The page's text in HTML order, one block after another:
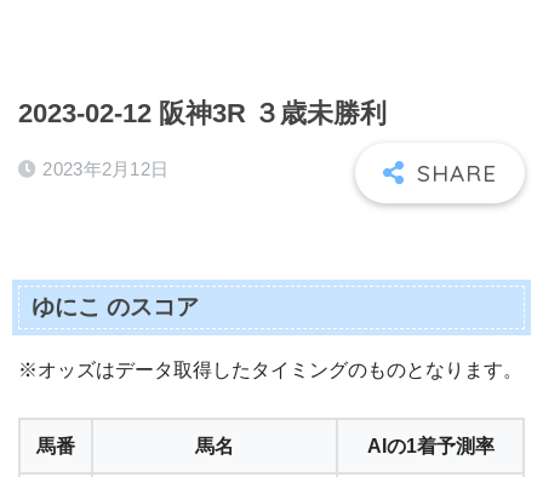
2023-02-12 阪神3R ３歳未勝利
2023年2月12日
ゆにこ のスコア
※オッズはデータ取得したタイミングのものとなります。
馬番 馬名 AIの1着予測率